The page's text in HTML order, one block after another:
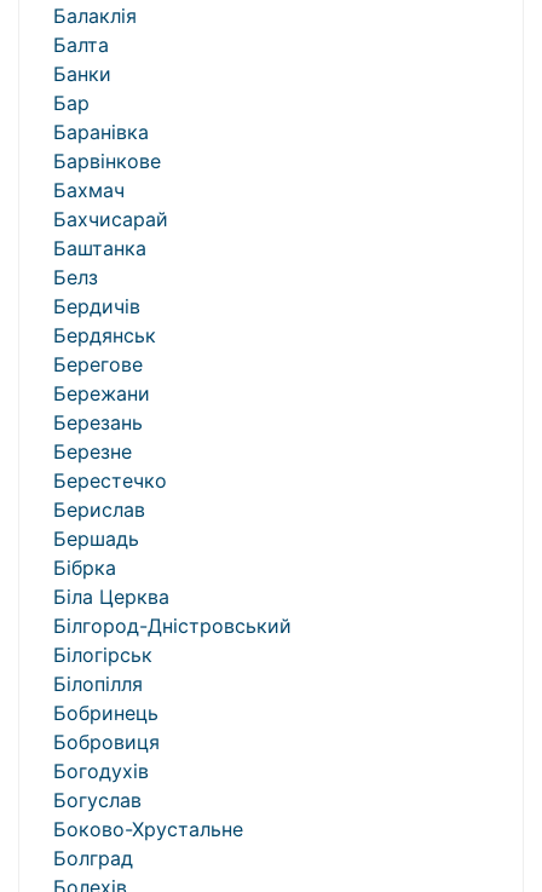
Балаклія
Балта
Банки
Бар
Баранівка
Барвінкове
Бахмач
Бахчисарай
Баштанка
Белз
Бердичів
Бердянськ
Берегове
Бережани
Березань
Березне
Берестечко
Берислав
Бершадь
Бібрка
Біла Церква
Білгород-Дністровський
Білогірськ
Білопілля
Бобринець
Бобровиця
Богодухів
Богуслав
Боково-Хрустальне
Болград
Болехів